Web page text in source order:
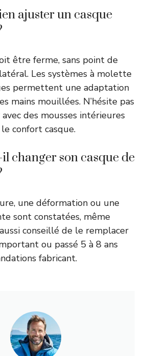
ajuster un casque
être ferme, sans point de
Les systèmes à molette
permettent une adaptation
mains mouillées. N’hésite pas
des mousses intérieures
confort casque.
changer son casque de
une déformation ou une
sont constatées, même
conseillé de le remplacer
ou passé 5 à 8 ans
fabricant.